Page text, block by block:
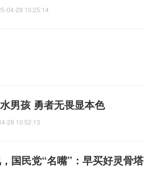
04-28 10:25:14
男孩 勇者无畏显本色
28 10:52:13
国民党“名嘴”：早买好灵骨塔